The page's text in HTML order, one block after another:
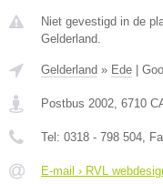
Niet gevestigd in de
Gelderland.
Gelderland » Ede
Postbus 2002, 6710
Tel: 0318 - 798 504,
E-mail › RVL